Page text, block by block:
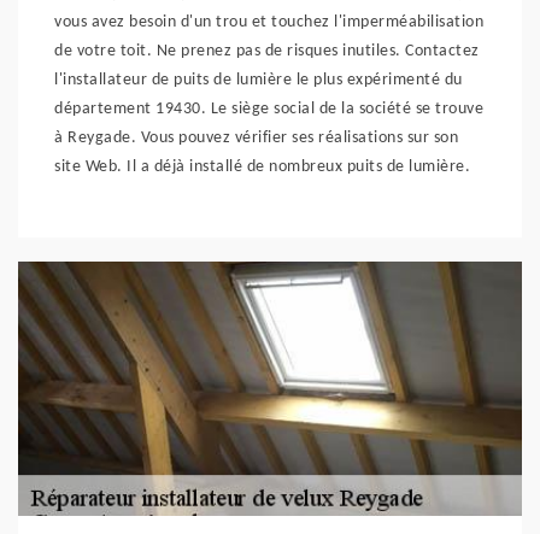
vous avez besoin d'un trou et touchez l'imperméabilisation
de votre toit. Ne prenez pas de risques inutiles. Contactez
l'installateur de puits de lumière le plus expérimenté du
département 19430. Le siège social de la société se trouve
à Reygade. Vous pouvez vérifier ses réalisations sur son
site Web. Il a déjà installé de nombreux puits de lumière.